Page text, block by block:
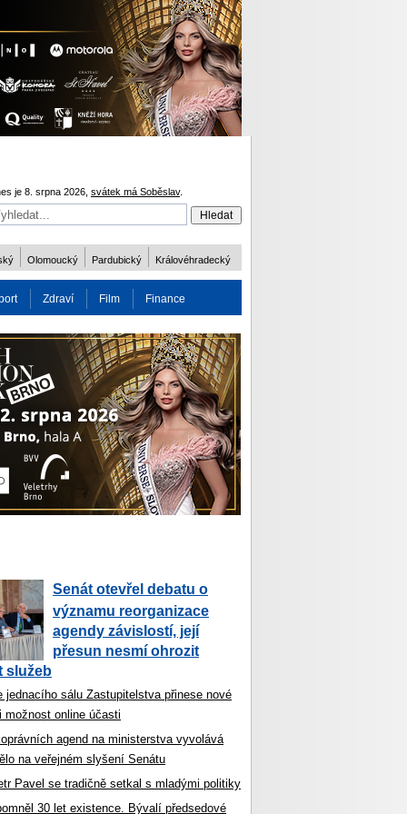
je 8. srpna 2026, svátek má Soběslav.
Olomoucký Pardubický Královéhradecký
Zdraví Film Finance
Více ODM 2016
Senát otevřel debatu o
významu reorganizace
agendy závislostí, její
přesun nesmí ohrozit
služeb
jednacího sálu Zastupitelstva přinese nové
možnost online účasti
agend na ministerstva vyvolává
na veřejném slyšení Senátu
Pavel se tradičně setkal s mladými politiky
30 let existence. Bývalí předsedové